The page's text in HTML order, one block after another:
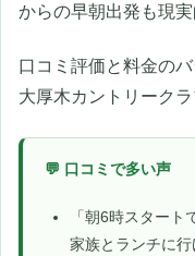
からの早朝出発も現実
口コミ評価と料金の
大厚木カントリークラ
💬 口コミで多い声
「朝6時スター
家族とランチに行